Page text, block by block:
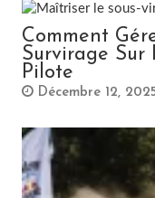
Comment
Survirage Sur
Pilote
Décembre 12,